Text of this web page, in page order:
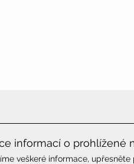
informací o prohlížené
veškeré informace, upřesněte